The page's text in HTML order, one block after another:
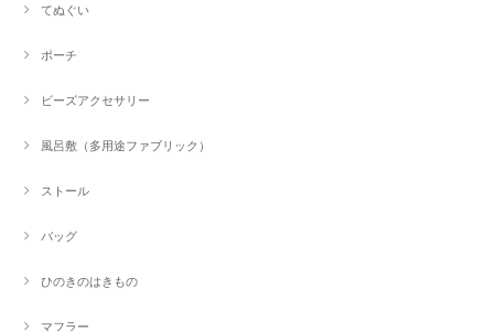
てぬぐい
ポーチ
ビーズアクセサリー
風呂敷（多用途ファブリック）
ストール
バッグ
ひのきのはきもの
マフラー